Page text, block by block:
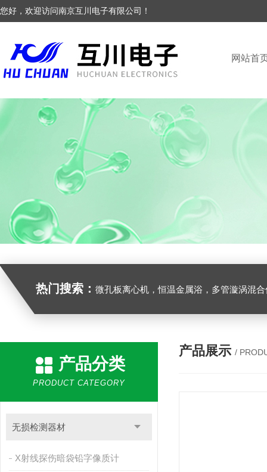
您好，欢迎访问南京互川电子有限公司！
网站首
热门搜索： 微孔板离心机，恒温金属浴，多管漩涡混合仪，梅毒旋转仪,红外线灭菌器，微孔板恒温振荡器，恒温混匀仪，水平摇床，牛奶抗生素恒
产品分类
PRODUCT CATEGORY
无损检测器材
X射线探伤暗袋铅字像质计
产品展示 /